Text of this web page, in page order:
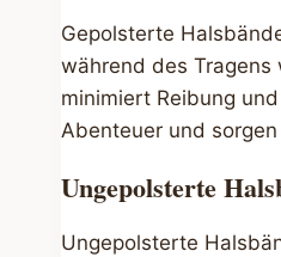
Gepolsterte
während des Tragens
minimiert Reibung
Abenteuer und
Ungepolsterte
Ungepolsterte